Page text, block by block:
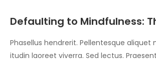
Defaulting to Mindfulness:
Phasellus hendrerit. Pellentesque aliquet
itudin laoreet viverra. Sed lectus.